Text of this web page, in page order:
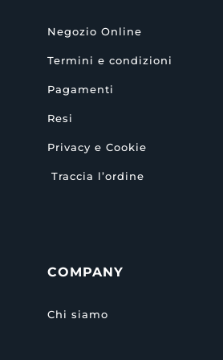
Negozio Online
Termini e condizioni
Pagamenti
Resi
Privacy e Cookie
Traccia l’ordine
COMPANY
Chi siamo